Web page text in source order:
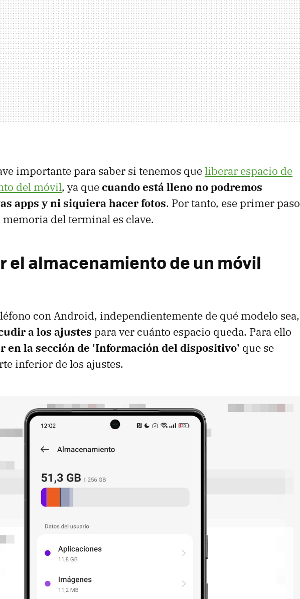
importante para saber si tenemos queliberar espacio de
del móvil, ya quecuando está lleno no podremos
apps y ni siquiera hacer fotos. Por tanto, ese primer paso
memoria del terminal es clave.
el almacenamiento de un móvil
con Android, independientemente de qué modelo sea,
a los ajustes para ver cuánto espacio queda. Para ello
en la sección de 'Información del dispositivo' que se
inferior de los ajustes.